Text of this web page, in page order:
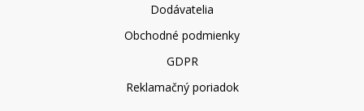
Dodávatelia
Obchodné podmienky
GDPR
Reklamačný poriadok